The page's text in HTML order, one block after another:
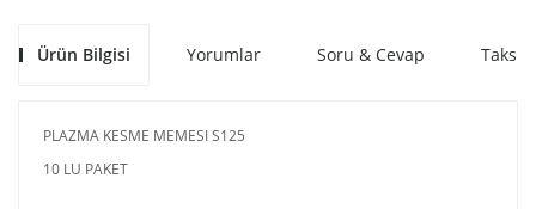
Ürün Bilgisi Yorumlar Soru & Cevap Taksit
PLAZMA KESME MEMESI S125
10 LU PAKET